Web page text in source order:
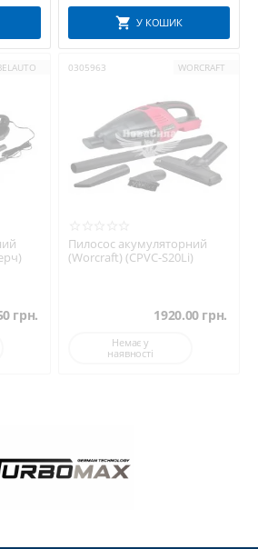
У КОШИК
грн.
0305963 WORCRAFT
Пилосос акумуляторний
(Worcraft) (CPVC-S20Li)
1920.00 грн.
Немає у
наявності